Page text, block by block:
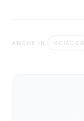
ANCHE IN SCIACCA